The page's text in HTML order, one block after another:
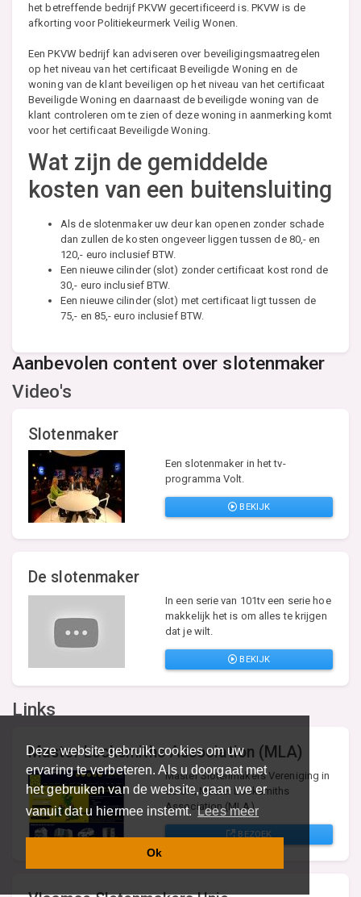
Deze website gebruikt cookies om uw
ervaring te verbeteren. Als u doorgaat met
het gebruiken van de website, gaan we er
vanuit dat u hiermee instemt.Lees meer
Ok
het betreffende bedrijf PKVW gecertificeerd is. PKVW is de
afkorting voor Politiekeurmerk Veilig Wonen.
Een PKVW bedrijf kan adviseren over beveiligingsmaatregelen
op het niveau van het certificaat Beveiligde Woning en de
woning van de klant beveiligen op het niveau van het certificaat
Beveiligde Woning en daarnaast de beveiligde woning van de
klant controleren om te zien of deze woning in aanmerking komt
voor het certificaat Beveiligde Woning.
Wat zijn de gemiddelde
kosten van een buitensluiting
Als de slotenmaker uw deur kan openen zonder schade
dan zullen de kosten ongeveer liggen tussen de 80,- en
120,- euro inclusief BTW.
Een nieuwe cilinder (slot) zonder certificaat kost rond de
30,- euro inclusief BTW.
Een nieuwe cilinder (slot) met certificaat ligt tussen de
75,- en 85,- euro inclusief BTW.
Aanbevolen content over slotenmaker
Video's
Slotenmaker
Een slotenmaker in het tv-
programma Volt.
BEKIJK
De slotenmaker
In een serie van 101tv een serie hoe
makkelijk het is om alles te krijgen
dat je wilt.
BEKIJK
Links
Master Locksmiths Association (MLA)
Master Slotenmakers Vereniging in
de UK; Master Locksmiths
Association (MLA).
BEZOEK